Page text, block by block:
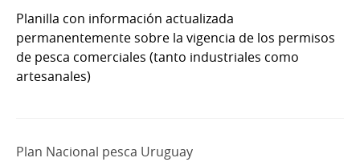
Planilla con información actualizada
permanentemente sobre la vigencia de los permisos
de pesca comerciales (tanto industriales como
artesanales)
Plan Nacional pesca Uruguay